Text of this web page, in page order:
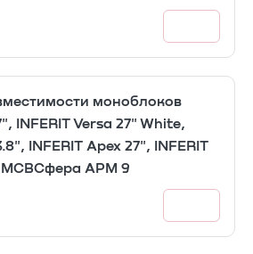
моноблоков
INFERIT Versa 27" White,
INFERIT Apex 27", INFERIT
МСВСфера АРМ 9